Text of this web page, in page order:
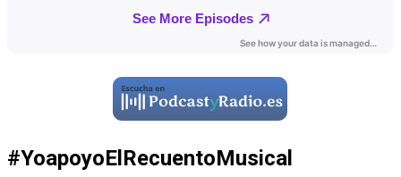
#YoapoyoElRecuentoMusical